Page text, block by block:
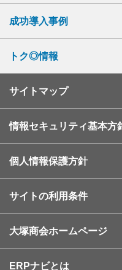
成功導入事例
トク◎情報
サイトマップ
情報セキュリティ基本方
個人情報保護方針
サイトの利用条件
大塚商会ホームページ
ERPナビとは